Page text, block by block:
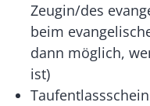
Zeugin/des
beim
dann möglich,
ist)